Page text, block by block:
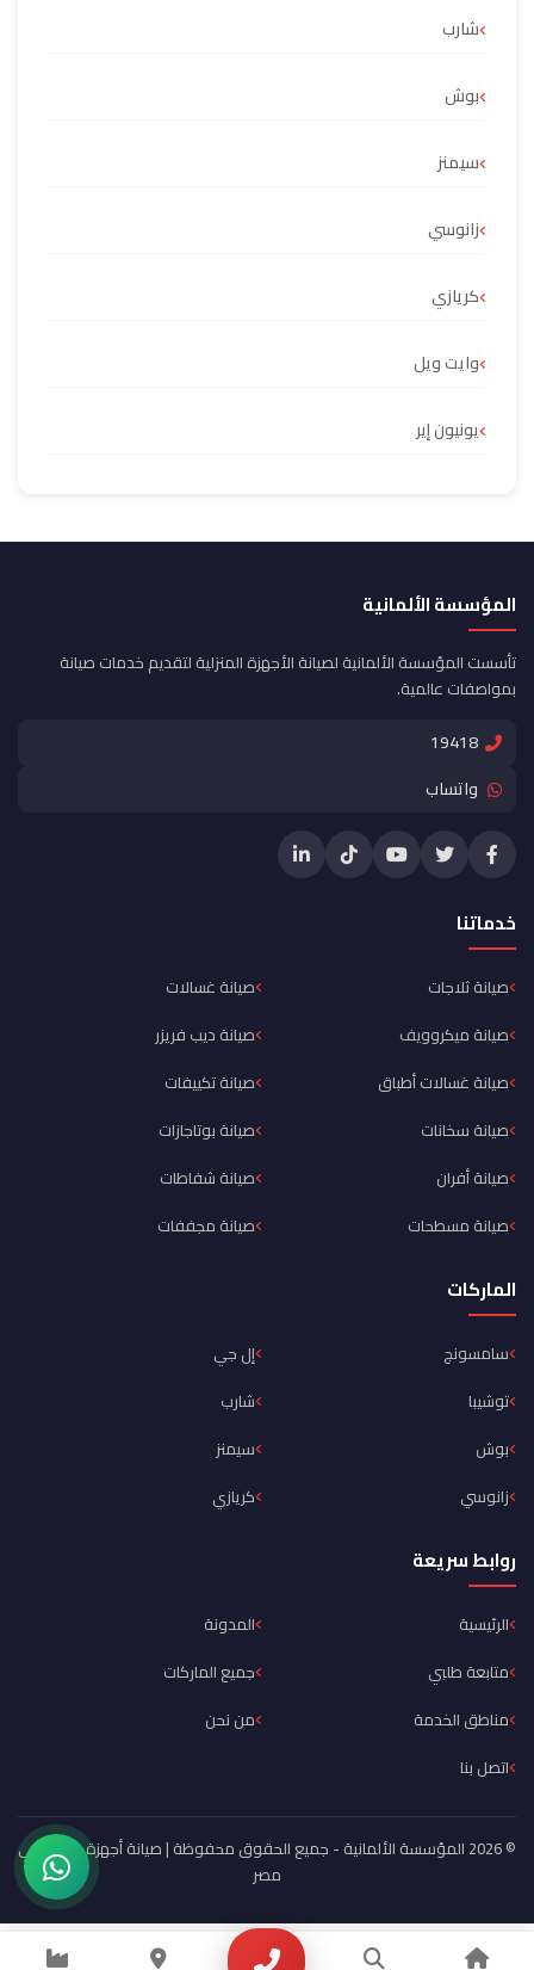
شارب
بوش
سيمنز
زانوسي
كريازي
وايت ويل
يونيون إير
المؤسسة الألمانية
تأسست المؤسسة الألمانية لصيانة الأجهزة المنزلية لتقديم خدمات صيانة
بمواصفات عالمية.
19418
واتساب
خدماتنا
صيانة ثلاجات
صيانة غسالات
صيانة ميكروويف
صيانة ديب فريزر
صيانة غسالات أطباق
صيانة تكييفات
صيانة سخانات
صيانة بوتاجازات
صيانة أفران
صيانة شفاطات
صيانة مسطحات
صيانة مجففات
الماركات
سامسونج
إل جي
توشيبا
شارب
بوش
سيمنز
زانوسي
كريازي
روابط سريعة
الرئيسية
المدونة
متابعة طلبي
جميع الماركات
مناطق الخدمة
من نحن
اتصل بنا
© 2026 المؤسسة الألمانية - جميع الحقوق محفوظة | صيانة أجهزة منزلية في
مصر